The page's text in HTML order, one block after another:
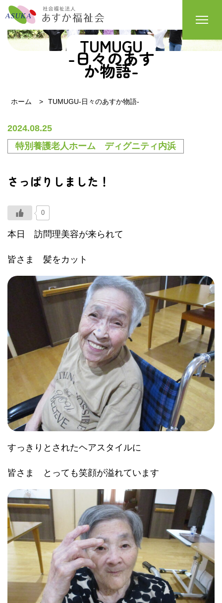
TUMUGU
-日々のあす
か物語-
ホーム TUMUGU-日々のあすか物語-
2024.08.25
特別養護老人ホーム ディグニティ内浜
さっぱりしました！
0
本日 訪問理美容が来られて
皆さま 髪をカット
すっきりとされたヘアスタイルに
皆さま とっても笑顔が溢れています